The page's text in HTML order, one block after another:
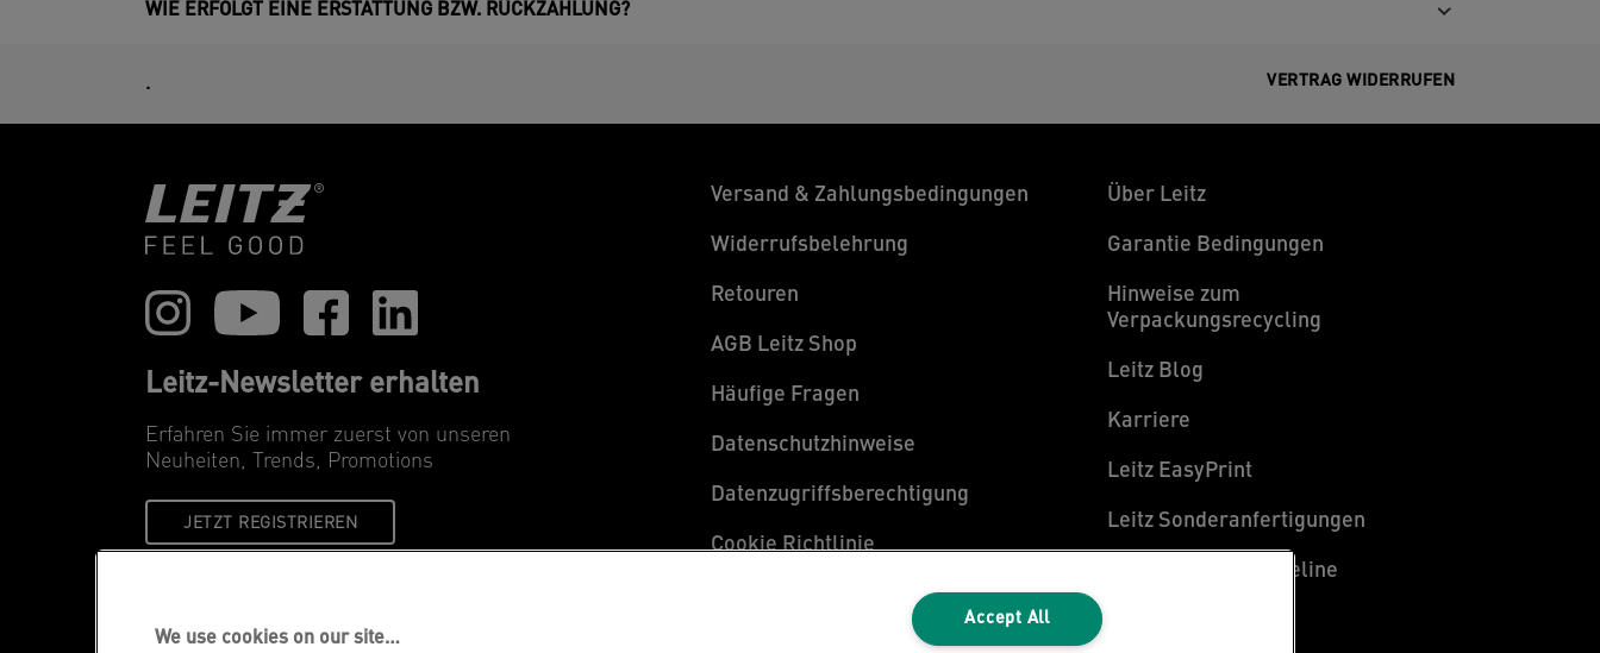
WIE ERFOLGT EINE ERSTATTUNG BZW. RÜCKZAHLUNG?
. VERTRAG WIDERRUFEN
Leitz-Newsletter erhalten
Erfahren Sie immer zuerst von unseren
Neuheiten, Trends, Promotions
JETZT REGISTRIEREN
Versand & Zahlungsbedingungen
Widerrufsbelehrung
Retouren
AGB Leitz Shop
Häufige Fragen
Datenschutzhinweise
Datenzugriffsberechtigung
Cookie Richtlinie
Über Leitz
Garantie Bedingungen
Hinweise zum
Verpackungsrecycling
Leitz Blog
Karriere
Leitz EasyPrint
Leitz Sonderanfertigungen
Leitz Individual Freeline
We use cookies on our site…
Accept All